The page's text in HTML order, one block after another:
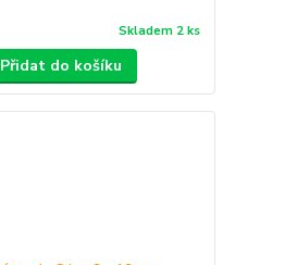
Skladem 2 ks
Přidat do košíku